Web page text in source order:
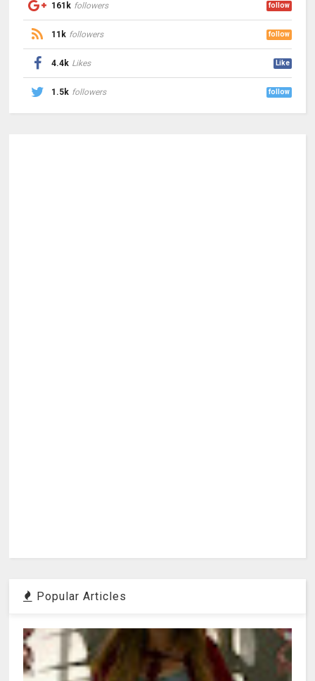
161k followers follow
11k followers follow
4.4k Likes Like
1.5k followers follow
Popular Articles